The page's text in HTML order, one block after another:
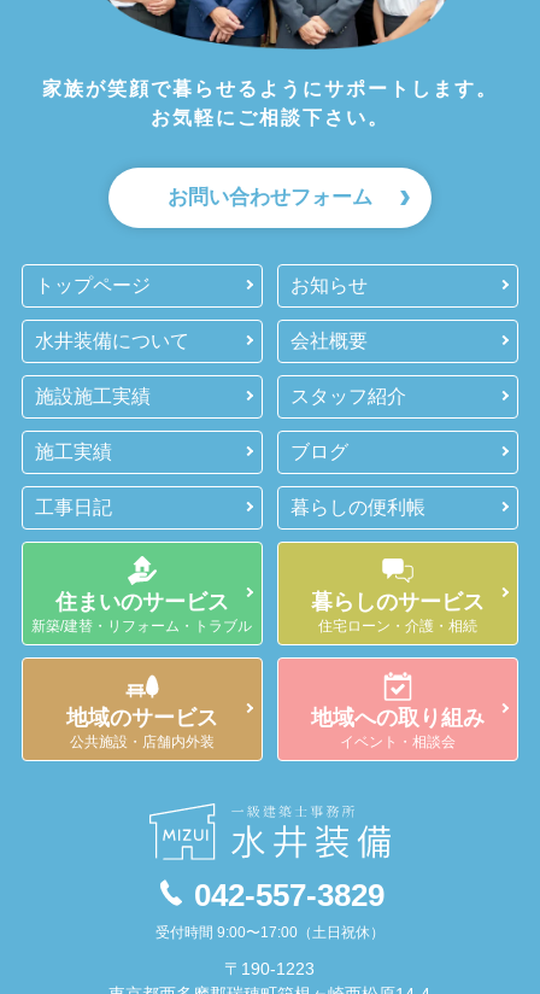
家族が笑顔で暮らせるようにサポートします。
お気軽にご相談下さい。
お問い合わせフォーム
042-557-3829
受付時間 9:00〜17:00（土日祝休）
〒190-1223
トップページ お知らせ
水井装備について 会社概要
施設施工実績 スタッフ紹介
施工実績 ブログ
工事日記 暮らしの便利帳
住まいのサービス
新築/建替・リフォーム・トラブル
暮らしのサービス
住宅ローン・介護・相続
地域のサービス
公共施設・店舗内外装
地域への取り組み
イベント・相談会